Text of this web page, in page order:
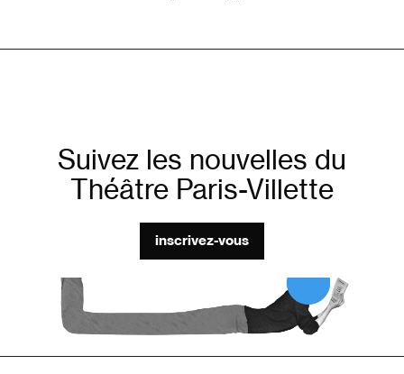
Suivez les nouvelles du
Théâtre Paris-Villette
inscrivez-vous